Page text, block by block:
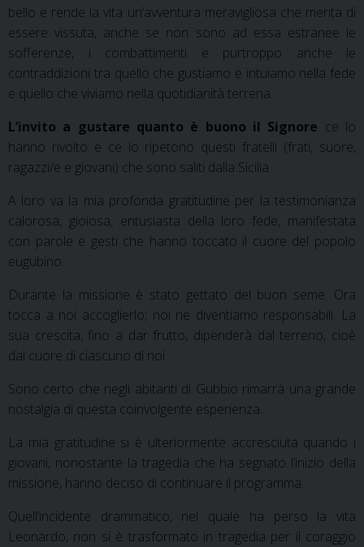
bello e rende la vita un’avventura meravigliosa che merita di
essere vissuta, anche se non sono ad essa estranee le
sofferenze, i combattimenti e purtroppo anche le
contraddizioni tra quello che gustiamo e intuiamo nella fede
e quello che viviamo nella quotidianità terrena.
L’invito a gustare quanto è buono il Signore ce lo
hanno rivolto e ce lo ripetono questi fratelli (frati, suore,
ragazzi/e e giovani) che sono saliti dalla Sicilia.
A loro va la mia profonda gratitudine per la testimonianza
calorosa, gioiosa, entusiasta della loro fede, manifestata
con parole e gesti che hanno toccato il cuore del popolo
eugubino.
Durante la missione è stato gettato del buon seme. Ora
tocca a noi accoglierlo; noi ne diventiamo responsabili. La
sua crescita, fino a dar frutto, dipenderà dal terreno, cioè
dal cuore di ciascuno di noi.
Sono certo che negli abitanti di Gubbio rimarrà una grande
nostalgia di questa coinvolgente esperienza.
La mia gratitudine si è ulteriormente accresciuta quando i
giovani, nonostante la tragedia che ha segnato l’inizio della
missione, hanno deciso di continuare il programma.
Quell’incidente drammatico, nel quale ha perso la vita
Leonardo, non si è trasformato in tragedia per il coraggio